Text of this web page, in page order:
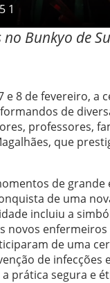
1
Bunkyo de
e 8 de fevereiro, a
de
professores,
que
de
de uma
incluiu a
enfermeiros
de uma
de infecções
prática segura e